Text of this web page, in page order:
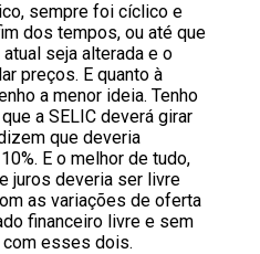
sempre foi cíclico e
dos tempos, ou até que
seja alterada e o
preços. E quanto à
a menor ideia. Tenho
a SELIC deverá girar
que deveria
E o melhor de tudo,
juros deveria ser livre
as variações de oferta
financeiro livre e sem
com esses dois.